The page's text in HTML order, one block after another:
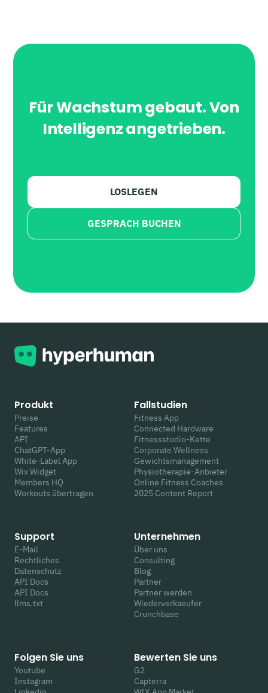
Für Wachstum gebaut. Von
Intelligenz angetrieben.
LOSLEGEN
GESPRACH BUCHEN
Produkt
Preise
Features
API
ChatGPT-App
White-Label App
Wix Widget
Members HQ
Workouts übertragen
Fallstudien
Fitness App
Connected Hardware
Fitnessstudio-Kette
Corporate Wellness
Gewichtsmanagement
Physiotherapie-Anbieter
Online Fitness Coaches
2025 Content Report
Support
E-Mail
Rechtliches
Datenschutz
API Docs
API Docs
llms.txt
Unternehmen
Über uns
Consulting
Blog
Partner
Partner werden
Wiederverkaeufer
Crunchbase
Folgen Sie uns
Youtube
Instagram
Bewerten Sie uns
G2
Capterra